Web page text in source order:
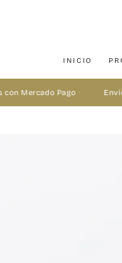
INICIO
Mercado Pago ·